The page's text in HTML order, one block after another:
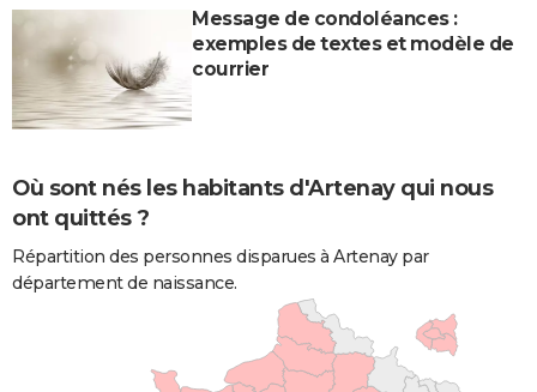
Message de condoléances :
exemples de textes et modèle de
courrier
Où sont nés les habitants d'Artenay qui nous
ont quittés ?
Répartition des personnes disparues à Artenay par
département de naissance.